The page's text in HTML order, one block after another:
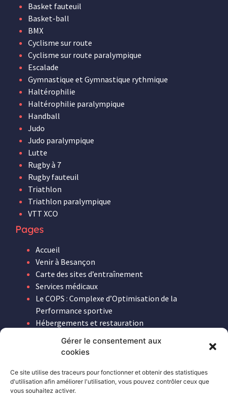
Gérer le consentement aux
cookies
Ce site utilise des traceurs pour fonctionner et obtenir des statistiques
d'utilisation afin améliorer l'utilisation, vous pouvez contrôler ceux que
vous souhaitez activer.
Basket fauteuil
Basket-ball
BMX
Cyclisme sur route
Cyclisme sur route paralympique
Escalade
Gymnastique et Gymnastique rythmique
Haltérophilie
Haltérophilie paralympique
Handball
Judo
Judo paralympique
Lutte
Rugby à 7
Rugby fauteuil
Triathlon
Triathlon paralympique
VTT XCO
Pages
Accueil
Venir à Besançon
Carte des sites d’entraînement
Services médicaux
Le COPS : Complexe d’Optimisation de la
Performance sportive
Hébergements et restauration
Contactez Besançon
Disciplines sportives
Champions & Ambassadeurs
Notre actu
Mentions légales